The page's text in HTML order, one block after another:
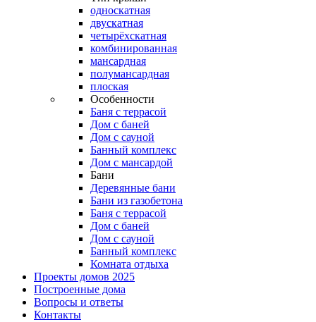
односкатная
двускатная
четырёхскатная
комбинированная
мансардная
полумансардная
плоская
Особенности
Баня с террасой
Дом с баней
Дом с сауной
Банный комплекс
Дом с мансардой
Бани
Деревянные бани
Бани из газобетона
Баня с террасой
Дом с баней
Дом с сауной
Банный комплекс
Комната отдыха
Проекты домов 2025
Построенные дома
Вопросы и ответы
Контакты